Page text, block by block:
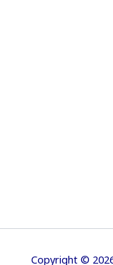
Copyright © 2026